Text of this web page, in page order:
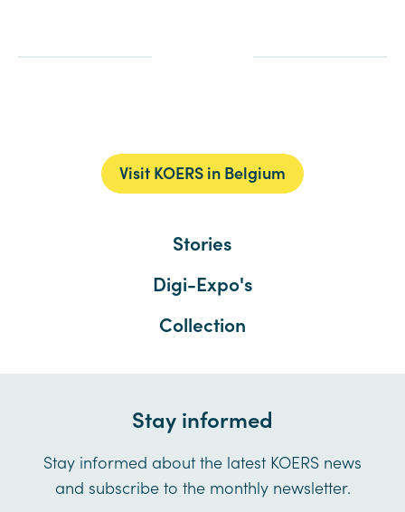
Visit KOERS in Belgium
Stories
Digi-Expo's
Collection
Stay informed
Stay informed about the latest KOERS news
and subscribe to the monthly newsletter.